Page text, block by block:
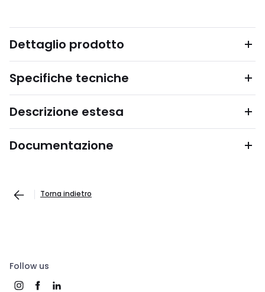
Dettaglio prodotto
Specifiche tecniche
Descrizione estesa
Documentazione
Torna indietro
Follow us